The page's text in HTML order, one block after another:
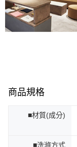
商品規格
■材質(成分)
■洗滌方式